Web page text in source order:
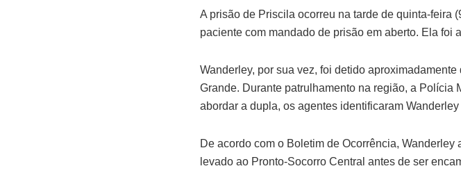
A prisão de Priscila ocorreu na tarde de quinta-feira
paciente com mandado de prisão em aberto. Ela foi
Wanderley, por sua vez, foi detido
Grande. Durante patrulhamento na região, a Polícia
abordar a dupla, os agentes identificaram
De acordo com o Boletim de Ocorrência,
levado ao Pronto-Socorro Central antes de ser